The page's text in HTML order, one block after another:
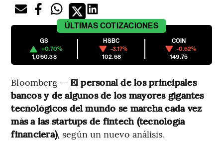
ÚLTIMAS COTIZACIONES
GS
+0.70%
1,060.38
HSBC
-3.17%
102.68
COIN
-0.62%
149.75
Bloomberg — El personal de los principales
bancos y de algunos de los mayores gigantes
tecnológicos del mundo se marcha cada vez
más a las startups de fintech (tecnología
financiera), según un nuevo análisis.